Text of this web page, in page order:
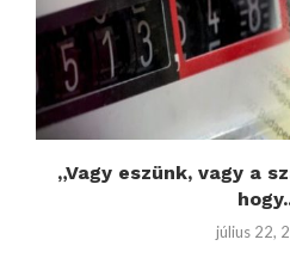
„Vagy eszünk, vagy a
július 22,